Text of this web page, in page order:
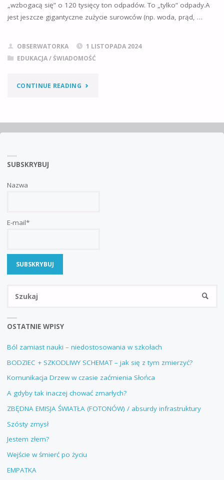
„wzbogacą się” o 120 tysięcy ton odpadów. To „tylko” odpady.A
jest jeszcze gigantyczne zużycie surowców (np. woda, prąd, …
OBSERWATORKA
1 LISTOPADA 2024
EDUKACJA / ŚWIADOMOŚĆ
CONTINUE READING"DZIŚ
LISTOPADA
SUBSKRYBUJ
Nazwa
E-mail*
OSTATNIE WPISY
Ból zamiast nauki – niedostosowania w szkołach
BODZIEC + SZKODLIWY SCHEMAT – jak się z tym zmierzyć?
Komunikacja Drzew w czasie zaćmienia Słońca
A gdyby tak inaczej chować zmarłych?
ZBĘDNA EMISJA ŚWIATŁA (FOTONÓW) / absurdy infrastruktury
Szósty zmysł
Jestem złem?
Wejście w śmierć po życiu
EMPATKA